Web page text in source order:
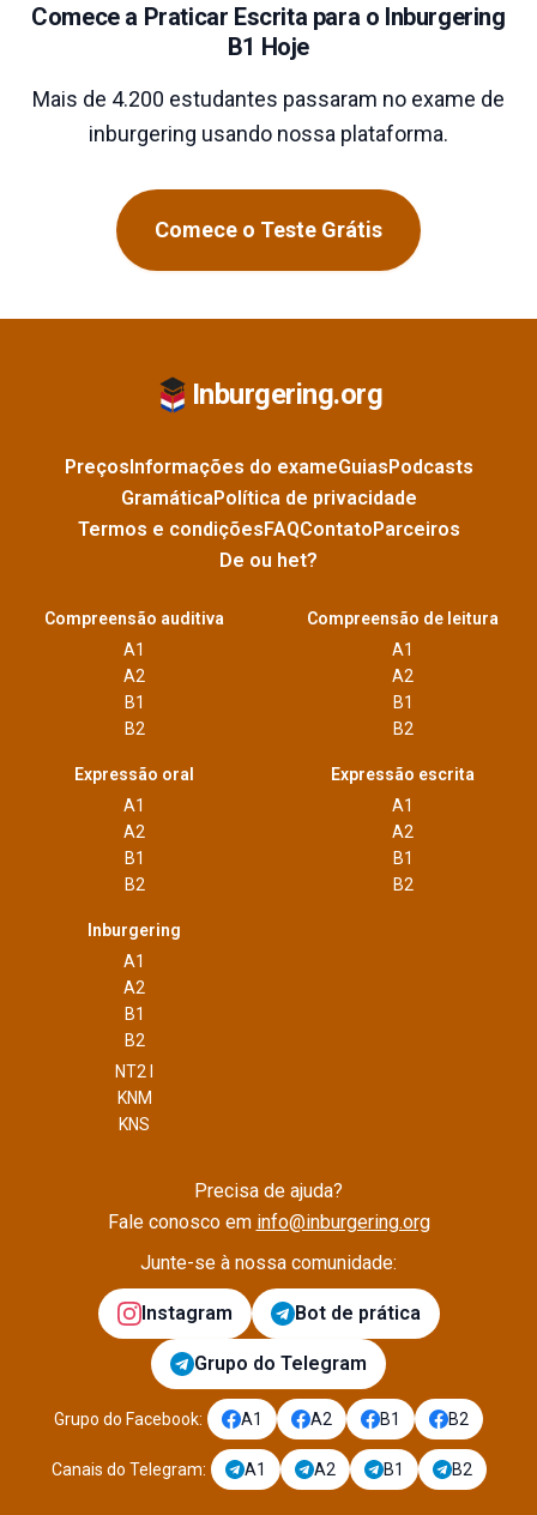
Comece a Praticar Escrita para o Inburgering
B1 Hoje
Mais de 4.200 estudantes passaram no exame de
inburgering usando nossa plataforma.
Comece o Teste Grátis
Inburgering.org
PreçosInformações do exameGuiasPodcasts
GramáticaPolítica de privacidade
Termos e condiçõesFAQContatoParceiros
De ou het?
Compreensão auditiva
A1
A2
B1
B2
Compreensão de leitura
A1
A2
B1
B2
Expressão oral
A1
A2
B1
B2
Expressão escrita
A1
A2
B1
B2
Inburgering
A1
A2
B1
B2
NT2 I
KNM
KNS
Precisa de ajuda?
Fale conosco em info@inburgering.org
Junte-se à nossa comunidade:
Instagram Bot de prática
Grupo do Telegram
Grupo do Facebook: A1 A2 B1 B2
Canais do Telegram: A1 A2 B1 B2